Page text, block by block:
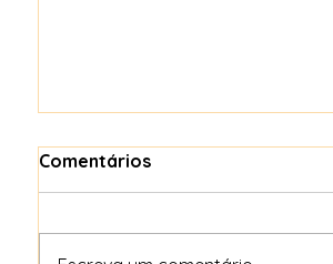
Comentários